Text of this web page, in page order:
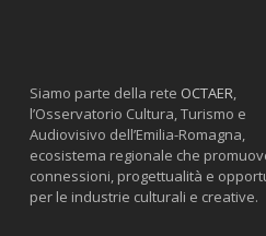
Siamo parte della rete OCTAER,
l’Osservatorio Cultura, Turismo e
Audiovisivo dell’Emilia-Romagna,
ecosistema regionale che
connessioni, progettualità e
per le industrie culturali e creative.